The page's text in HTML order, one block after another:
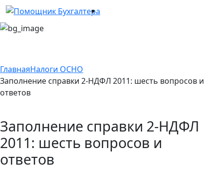
ГлавнаяНалоги ОСНО
Заполнение справки 2-НДФЛ 2011: шесть вопросов и
ответов
Заполнение справки 2-НДФЛ
2011: шесть вопросов и
ответов